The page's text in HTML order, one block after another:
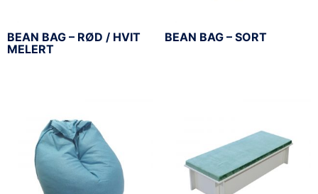
BEAN BAG – RØD / HVIT
MELERT
BEAN BAG – SORT